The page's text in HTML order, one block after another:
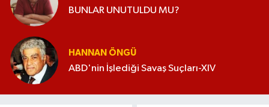
BUNLAR UNUTULDU MU?
HANNAN ÖNGÜ
ABD'nin İşlediği Savaş Suçları-XIV